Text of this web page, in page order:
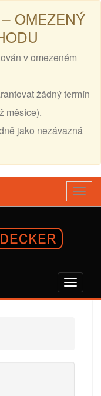
OMEZENÝ
v omezeném
žádný termín
měsíce).
jako nezávazná